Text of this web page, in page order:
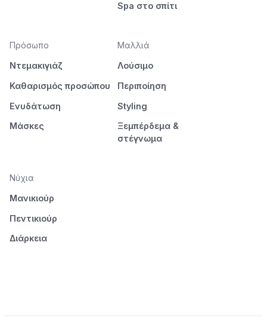
Spa στο σπίτι
Πρόσωπο
Ντεμακιγιάζ
Καθαρισμός προσώπου
Ενυδάτωση
Μάσκες
Μαλλιά
Λούσιμο
Περιποίηση
Styling
Ξεμπέρδεμα &
στέγνωμα
Νύχια
Μανικιούρ
Πεντικιούρ
Διάρκεια